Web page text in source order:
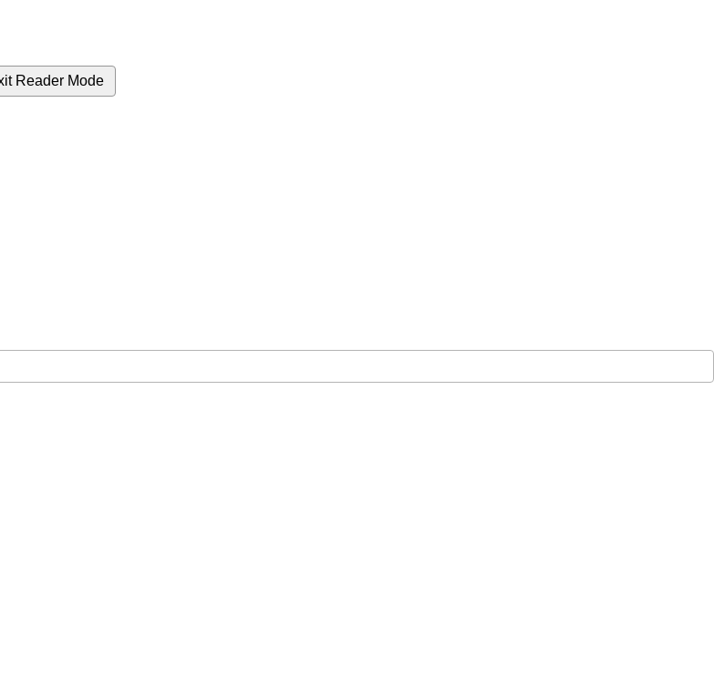
Reader Mode